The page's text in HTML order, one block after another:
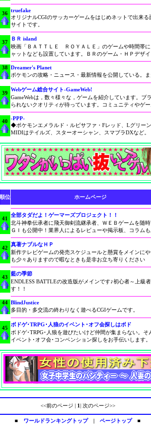
36 truefake
オリジナルCGIのサッカーゲームをはじめネットで出来
サイトです。
37
ＢＲ island
映画「ＢＡＴＴＬＥ ＲＯＹＡＬＥ」のゲームや時間帯
ャットなども設置しています。ＢＲのゲーム・ＨＰデザ
38 Dreamer's Planet
ポケモンの攻略・ニュース・最新情報を公開している。
39
Webゲーム総合サイト-GameWeb!
GameWebは，数々様々な，ゲームを紹介しています。ブ
られないクオリティが待っています。コミュニティやゲ
40 -PPP-
◆ポケモンエメラルド・ルビサファ・Fレッド、Lグリー
MIDIはテイルズ、スターオーシャン、スマブラDXなど。
順位 ホームページ
41
全部タダだよ！ゲーマーズプロジェクト！！
北斗神拳伝承者に飛天御剣流継承者、ＷＥＢゲームを随
ＧＩも公開中！業界人によるレビューや掲示板、コラム
42
真著ナブルなＨＰ
新作テレビゲームの発売スケジュールと懸賞をメインに
も少々ありますので暇なときも是非お立ち寄りください
43
藍の季節
ENDLESS BATTLEの改造版がメインです♪初心者～上級
す！！
44 BlindJustice
多目的・多交流の終わりなく遊べるCGIゲームです。
45
ボドゲ･TRPG･人狼のイベント･オフ会探しはボド
ボドゲ･TRPG･人狼を遊びたいけど仲間が集まらない。
イベント･オフ会･コンベンション探しをお手伝いします。
<<前のページ | 1| 次のページ>>
■ ワールドランキングトップ| ページトップ■